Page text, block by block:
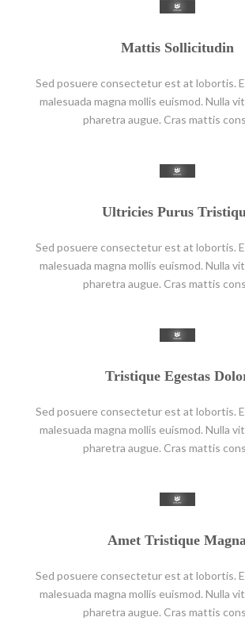
Mattis Sollicitudin
Sed posuere consectetur est at lobortis.
malesuada magna mollis euismod. Nulla
pharetra augue. Cras mattis
Ultricies Purus
Sed posuere consectetur est at lobortis.
malesuada magna mollis euismod. Nulla
pharetra augue. Cras mattis
Tristique Egestas
Sed posuere consectetur est at lobortis.
malesuada magna mollis euismod. Nulla
pharetra augue. Cras mattis
Amet Tristique Magna
Sed posuere consectetur est at lobortis.
malesuada magna mollis euismod. Nulla
pharetra augue. Cras mattis